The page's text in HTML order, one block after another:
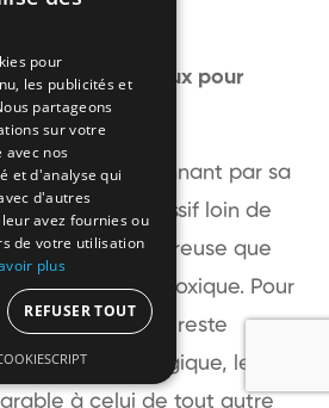
est-il dangereux pour
est impressionnant par sa
peu agressif loin de
est plus douloureuse que
sans être plus toxique. Pour
allergique, elle reste
personne allergique, le
à celui de tout autre
pour
les publicités et
partageons
sur votre
avec nos
et d'analyse qui
d'autres
avez fournies ou
de votre utilisation
plus
REFUSER TOUT